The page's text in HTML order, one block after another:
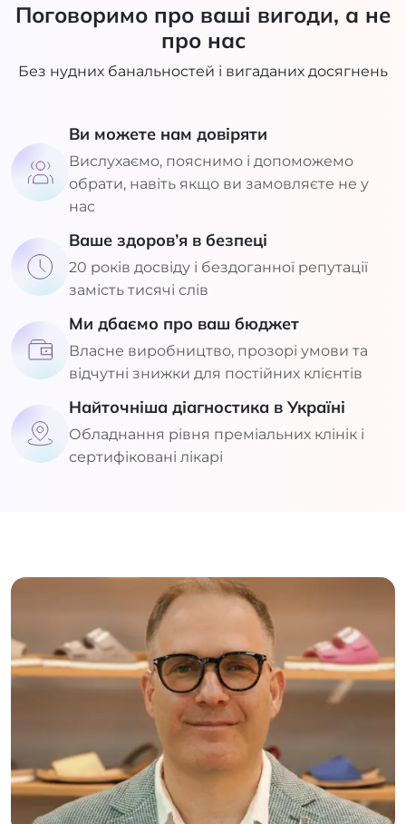
Поговоримо про ваші вигоди, а не
про нас
Без нудних банальностей і вигаданих досягнень
Ви можете нам довіряти
Вислухаємо, пояснимо і допоможемо
обрати, навіть якщо ви замовляєте не у
нас
Ваше здоров’я в безпеці
20 років досвіду і бездоганної репутації
замість тисячі слів
Ми дбаємо про ваш бюджет
Власне виробництво, прозорі умови та
відчутні знижки для постійних клієнтів
Найточніша діагностика в Україні
Обладнання рівня преміальних клінік і
сертифіковані лікарі